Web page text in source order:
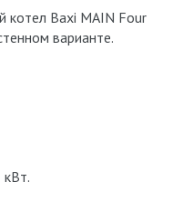
котел Baxi MAIN Four
варианте.